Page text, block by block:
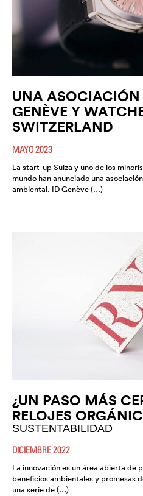
UNA ASOCIACIÓN
GENÈVE Y
SWITZERLAND
MAYO 2023
La start-up Suiza y uno de los
mundo han anunciado una
ambiental. ID Genève (…)
¿UN PASO MÁS
RELOJES
SUSTENTABILIDAD
DICIEMBRE 2022
La innovación es un área abierta de
beneficios ambientales y promesas
una serie de (…)